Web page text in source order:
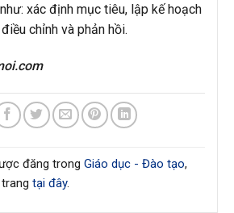
xác định mục tiêu, lập kế hoạch
chỉnh và phản hồi.
đăng trong Giáo dục - Đào tạo,
tại đây.